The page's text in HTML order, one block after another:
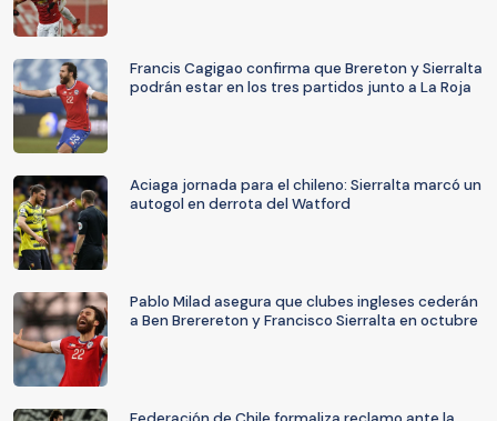
Francis Cagigao confirma que Brereton y Sierralta
podrán estar en los tres partidos junto a La Roja
Aciaga jornada para el chileno: Sierralta marcó un
autogol en derrota del Watford
Pablo Milad asegura que clubes ingleses cederán
a Ben Brerereton y Francisco Sierralta en octubre